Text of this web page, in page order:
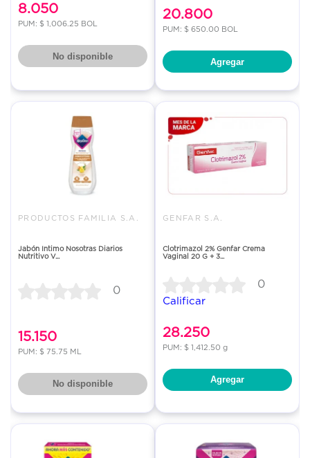
8.050
PUM: $ 1,006.25 BOL
No disponible
20.800
PUM: $ 650.00 BOL
Agregar
PRODUCTOS FAMILIA S.A.
Jabón Intimo Nosotras Diarios
Nutritivo V...
0
15.150
PUM: $ 75.75 ML
No disponible
GENFAR S.A.
Clotrimazol 2% Genfar Crema
Vaginal 20 G + 3...
0
Calificar
28.250
PUM: $ 1,412.50 g
Agregar